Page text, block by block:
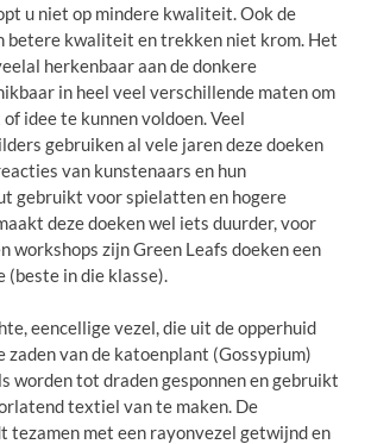
u niet op mindere kwaliteit. Ook de
betere kwaliteit en trekken niet krom. Het
herkenbaar aan de donkere
in heel veel verschillende maten om
idee te kunnen voldoen. Veel
gebruiken al vele jaren deze doeken
van kunstenaars en hun
gebruikt voor spielatten en hogere
deze doeken wel iets duurder, voor
workshops zijn Green Leafs doeken een
(beste in die klasse).
eencellige vezel, die uit de opperhuid
zaden van de katoenplant (Gossypium)
worden tot draden gesponnen en gebruikt
textiel van te maken. De
tezamen met een rayonvezel getwijnd en